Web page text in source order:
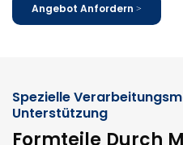
Angebot Anfordern >
Spezielle
Unterstützung
Formteile Durch